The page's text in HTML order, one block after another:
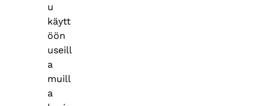
u
käytt
öön
useill
a
muill
a